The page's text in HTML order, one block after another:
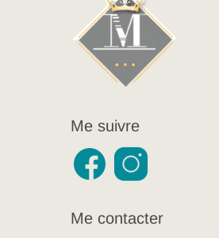
Me suivre
Me contacter